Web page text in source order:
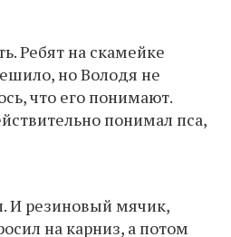
Ребят на скамейке
но Володя не
что его понимают.
понимал пса,
И резиновый мячик,
на карниз, а потом